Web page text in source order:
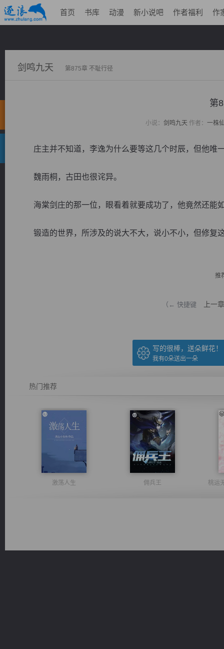
首页 书库 动漫 新小说吧 作者福利 作
剑鸣九天 第875章 不耻行径
第
小说： 剑鸣九天 作者： 一株
庄主并不知道，李逸为什么要等这几个时辰，但他唯
魏雨桐，古田也很诧异。
海棠剑庄的那一位，眼看着就要成功了，他竟然还能
锻造的世界，所涉及的说大不大，说小不小，但修复
推
（← 快捷键 上一章
写的很棒，送朵鲜花！
我有0朵送出一朵
热门推荐
激荡人生 佣兵王 桃运